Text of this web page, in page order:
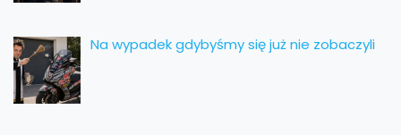
Na wypadek gdybyśmy się już nie zobaczyli